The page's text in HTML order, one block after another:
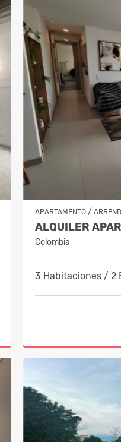
APARTAMENTO /
Colombia
3 Habitaciones / 2